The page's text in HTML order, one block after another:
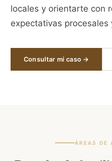
locales y orientarte con
expectativas procesales
Consultar mi caso →
ÁREAS DE